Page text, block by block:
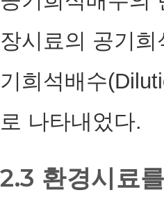
장시료의 공기
기희석배수
로 나타내었다.
2.3 환경시료